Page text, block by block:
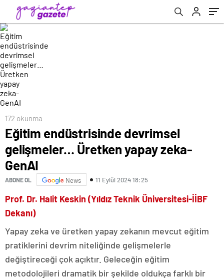
172 okunma
Eğitim endüstrisinde devrimsel
gelişmeler… Üretken yapay zeka-
GenAI
ABONE OL News 11 Eylül 2024 18:25
Prof. Dr. Halit Keskin (Yıldız Teknik Üniversitesi-İİBF
Dekanı)
Yapay zeka ve üretken yapay zekanın mevcut eğitim
pratiklerini devrim niteliğinde gelişmelerle
değiştireceği çok açıktır. Geleceğin eğitim
metodolojileri dramatik bir şekilde oldukça farklı bir